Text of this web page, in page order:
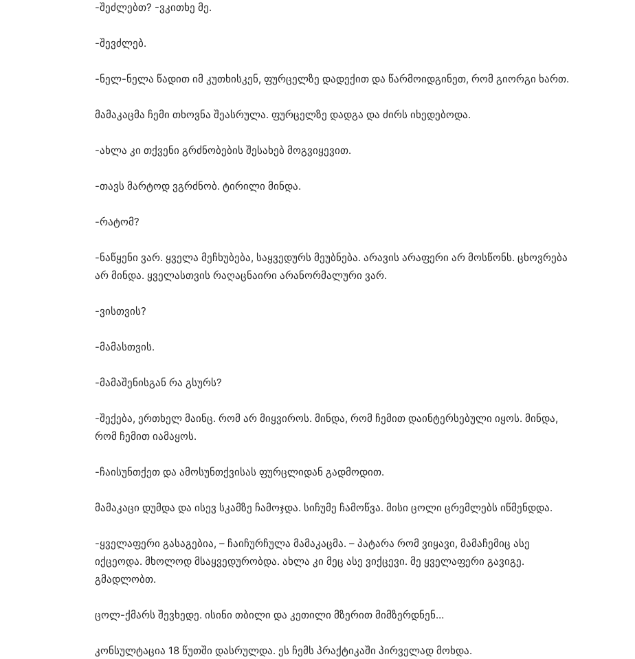
-შეძლებთ? -ვკითხე მე.
-შევძლებ.
-ნელ-ნელა წადით იმ კუთხისკენ, ფურცელზე დადექით და წარმოიდგინეთ, რომ გიორგი ხართ.
მამაკაცმა ჩემი თხოვნა შეასრულა. ფურცელზე დადგა და ძირს იხედებოდა.
-ახლა კი თქვენი გრძნობების შესახებ მოგვიყევით.
-თავს მარტოდ ვგრძნობ. ტირილი მინდა.
-რატომ?
-ნაწყენი ვარ. ყველა მეჩხუბება, საყვედურს მეუბნება. არავის არაფერი არ მოსწონს. ცხოვრება
არ მინდა. ყველასთვის რაღაცნაირი არანორმალური ვარ.
-ვისთვის?
-მამასთვის.
-მამაშენისგან რა გსურს?
-შექება, ერთხელ მაინც. რომ არ მიყვიროს. მინდა, რომ ჩემით დაინტერსებული იყოს. მინდა,
რომ ჩემით იამაყოს.
-ჩაისუნთქეთ და ამოსუნთქვისას ფურცლიდან გადმოდით.
მამაკაცი დუმდა და ისევ სკამზე ჩამოჯდა. სიჩუმე ჩამოწვა. მისი ცოლი ცრემლებს იწმენდდა.
-ყველაფერი გასაგებია, – ჩაიჩურჩულა მამაკაცმა. – პატარა რომ ვიყავი, მამაჩემიც ასე
იქცეოდა. მხოლოდ მსაყვედურობდა. ახლა კი მეც ასე ვიქცევი. მე ყველაფერი გავიგე.
გმადლობთ.
ცოლ-ქმარს შევხედე. ისინი თბილი და კეთილი მზერით მიმზერდნენ…
კონსულტაცია 18 წუთში დასრულდა. ეს ჩემს პრაქტიკაში პირველად მოხდა.